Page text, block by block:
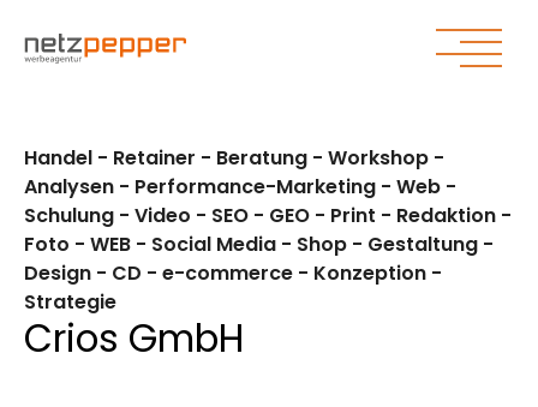
Handel - Retainer - Beratung - Workshop -
Analysen - Performance-Marketing - Web -
Schulung - Video - SEO - GEO - Print - Redaktion -
Foto - WEB - Social Media - Shop - Gestaltung -
Design - CD - e-commerce - Konzeption -
Strategie
Crios GmbH